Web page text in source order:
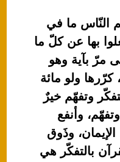
النّاس ما في
بها عن كلّ ما
مرّ بآية وهو
كرّرها ولو مائة
وتفهّم خيرٌ
وأنفع
وذَوق
بالتفكّر هي